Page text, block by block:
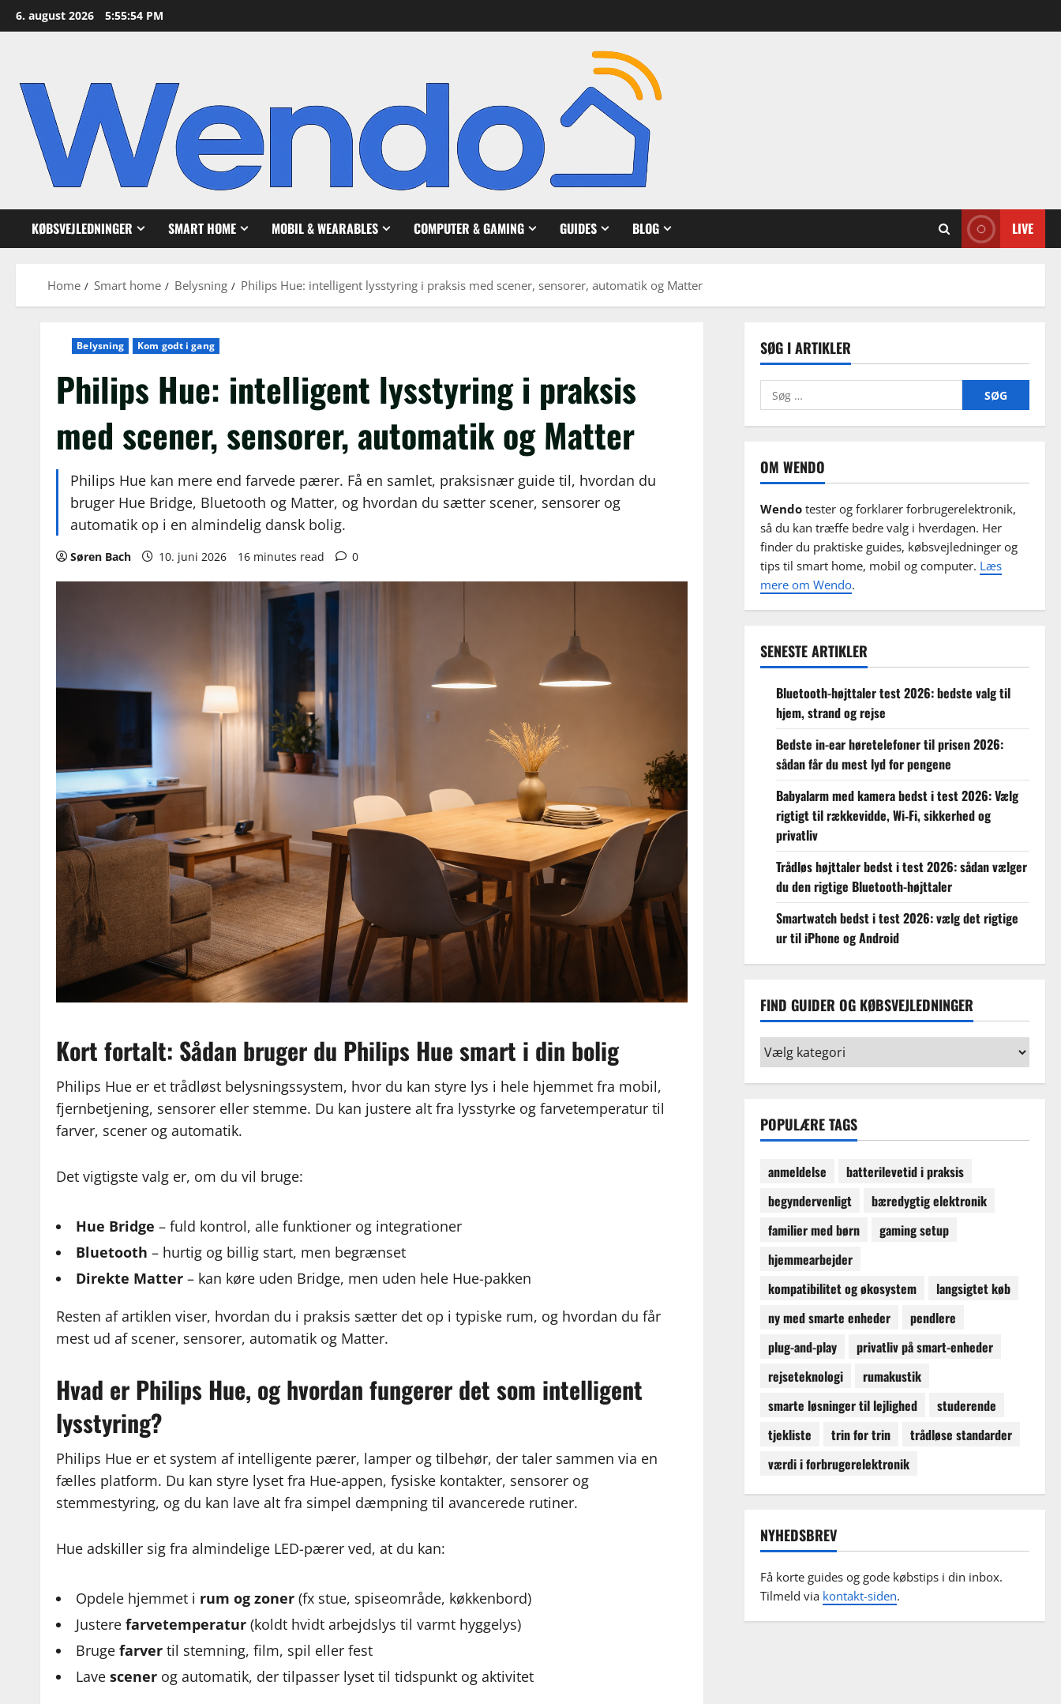
Skip
to
6. august 2026 5:55:55 PM
KØBSVEJLEDNINGER SMART HOME MOBIL & WEARABLES COMPUTER & GAMING GUIDES BLOG LIVE
Home Smart home Belysning Philips Hue: intelligent lysstyring i praksis med scener, sensorer, automatik og Matter
Belysning Kom godt i gang
Philips Hue: intelligent lysstyring i praksis
med scener, sensorer, automatik og Matter
Philips Hue kan mere end farvede pærer. Få en samlet, praksisnær guide til, hvordan du
bruger Hue Bridge, Bluetooth og Matter, og hvordan du sætter scener, sensorer og
automatik op i en almindelig dansk bolig.
Søren Bach 10. juni 2026 16 minutes read 0
Kort fortalt: Sådan bruger du Philips Hue smart i din bolig
Philips Hue er et trådløst belysningssystem, hvor du kan styre lys i hele hjemmet fra mobil,
fjernbetjening, sensorer eller stemme. Du kan justere alt fra lysstyrke og farvetemperatur til
farver, scener og automatik.
Det vigtigste valg er, om du vil bruge:
Hue Bridge – fuld kontrol, alle funktioner og integrationer
Bluetooth – hurtig og billig start, men begrænset
Direkte Matter – kan køre uden Bridge, men uden hele Hue-pakken
Resten af artiklen viser, hvordan du i praksis sætter det op i typiske rum, og hvordan du får
mest ud af scener, sensorer, automatik og Matter.
Hvad er Philips Hue, og hvordan fungerer det som intelligent
lysstyring?
Philips Hue er et system af intelligente pærer, lamper og tilbehør, der taler sammen via en
fælles platform. Du kan styre lyset fra Hue-appen, fysiske kontakter, sensorer og
stemmestyring, og du kan lave alt fra simpel dæmpning til avancerede rutiner.
Hue adskiller sig fra almindelige LED-pærer ved, at du kan:
Opdele hjemmet i rum og zoner (fx stue, spiseområde, køkkenbord)
Justerefarvetemperatur (koldt hvidt arbejdslys til varmt hyggelys)
Brugefarver til stemning, film, spil eller fest
Lavescener og automatik, der tilpasser lyset til tidspunkt og aktivitet
SØG I ARTIKLER
Søg
efter:
OM WENDO
Wendotester og forklarer forbrugerelektronik,
så du kan træffe bedre valg i hverdagen. Her
finder du praktiske guides, købsvejledninger og
tips til smart home, mobil og computer. Læs
mere om Wendo.
SENESTE ARTIKLER
Bluetooth-højttaler test 2026: bedste valg til
hjem, strand og rejse
Bedste in-ear høretelefoner til prisen 2026:
sådan får du mest lyd for pengene
Babyalarm med kamera bedst i test 2026: Vælg
rigtigt til rækkevidde, Wi‑Fi, sikkerhed og
privatliv
Trådløs højttaler bedst i test 2026: sådan vælger
du den rigtige Bluetooth-højttaler
Smartwatch bedst i test 2026: vælg det rigtige
ur til iPhone og Android
FIND GUIDER OG KØBSVEJLEDNINGER
Find
guider
og
POPULÆRE TAGS
anmeldelse
batterilevetid i praksis
begyndervenligt
bæredygtig elektronik
familier med børn
gaming setup
hjemmearbejder
kompatibilitet og økosystem
langsigtet køb
ny med smarte enheder
pendlere
plug-and-play
privatliv på smart-enheder
rejseteknologi
rumakustik
smarte løsninger til lejlighed
studerende
tjekliste
trin for trin
trådløse standarder
værdi i forbrugerelektronik
NYHEDSBREV
Få korte guides og gode købstips i din inbox.
Tilmeld via kontakt-siden.